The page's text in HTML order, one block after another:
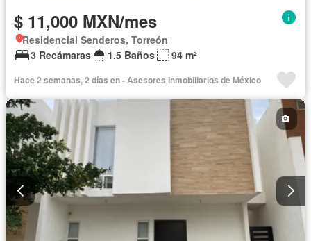
$ 11,000 MXN/mes
Residencial Senderos, Torreón
3 Recámaras
1.5 Baños 94 m²
Hace 2 semanas, 2 días en - Asesores Inmobiliarios de México